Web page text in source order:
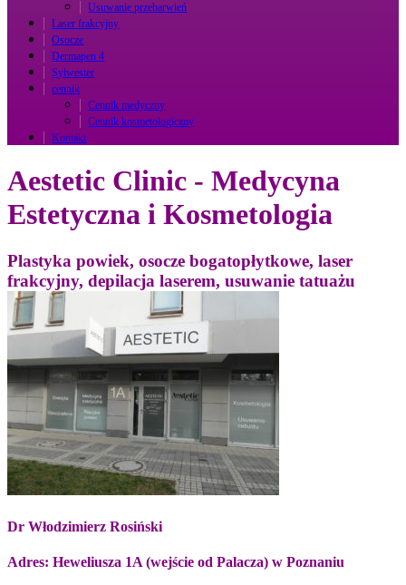
Usuwanie przebarwień
Laser frakcyjny
Osocze
Dermapen 4
Sylwester
cennik
Cennik medyczny
Cennik kosmetologiczny
Kontakt
Aestetic Clinic - Medycyna
Estetyczna i Kosmetologia
Plastyka powiek, osocze bogatopłytkowe, laser
frakcyjny, depilacja laserem, usuwanie tatuażu
Dr Włodzimierz Rosiński
Adres: Heweliusza 1A (wejście od Palacza) w Poznaniu